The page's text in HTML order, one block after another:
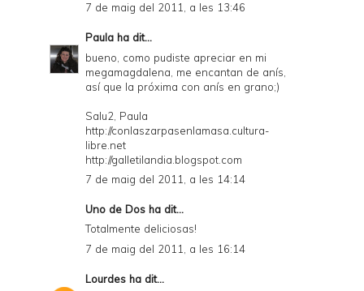
7 de maig del 2011, a les 13:46
Paula ha dit...
bueno, como pudiste apreciar en mi
megamagdalena, me encantan de anís,
así que la próxima con anís en grano;)
Salu2, Paula
http://conlaszarpasenlamasa.cultura-
libre.net
http://galletilandia.blogspot.com
7 de maig del 2011, a les 14:14
Uno de Dos ha dit...
Totalmente deliciosas!
7 de maig del 2011, a les 16:14
Lourdes ha dit...